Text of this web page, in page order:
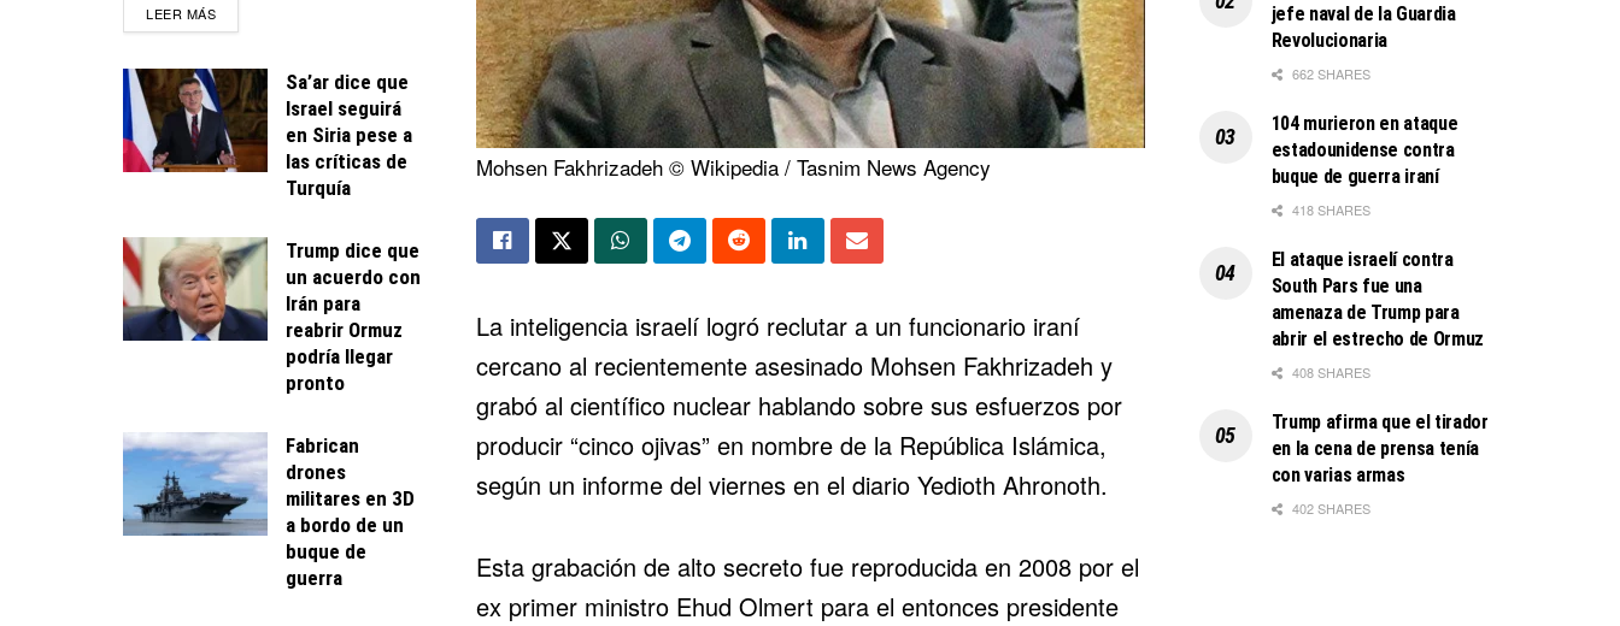
Mohsen Fakhrizadeh © Wikipedia / Tasnim News Agency
La inteligencia israelí logró reclutar a un funcionario iraní
cercano al recientemente asesinado Mohsen Fakhrizadeh y
grabó al científico nuclear hablando sobre sus esfuerzos por
producir “cinco ojivas” en nombre de la República Islámica,
según un informe del viernes en el diario Yedioth Ahronoth.
Esta grabación de alto secreto fue reproducida en 2008 por el
ex primer ministro Ehud Olmert para el entonces presidente
LEER MÁSDETAILS
Sa’ar dice que
Israel seguirá
en Siria pese a
las críticas de
Turquía
Trump dice que
un acuerdo con
Irán para
reabrir Ormuz
podría llegar
pronto
Fabrican
drones
militares en 3D
a bordo de un
buque de
guerra
jefe naval de la Guardia
Revolucionaria
662 SHARES
104 murieron en ataque
estadounidense contra
buque de guerra iraní
418 SHARES
El ataque israelí contra
South Pars fue una
amenaza de Trump para
abrir el estrecho de Ormuz
408 SHARES
Trump afirma que el tirador
en la cena de prensa tenía
con varias armas
402 SHARES